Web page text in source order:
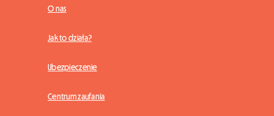
O nas
Jak to działa?
Ubezpieczenie
Centrum zaufania